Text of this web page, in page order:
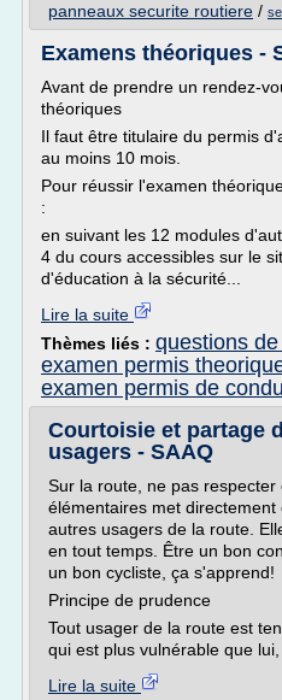
panneaux securite routiere /
Examens théoriques -
Avant de prendre un rendez-
théoriques
Il faut être titulaire du permis
au moins 10 mois.
Pour réussir l'examen
:
en suivant les 12 modules
4 du cours accessibles sur le
d'éducation à la sécurité...
Lire la suite
Thèmes liés : questions
examen permis
examen permis de
Courtoisie et partage
usagers - SAAQ
Sur la route, ne pas respecter
élémentaires met
autres usagers de la route.
en tout temps. Être un bon
un bon cycliste, ça s'apprend!
Principe de prudence
Tout usager de la route est
qui est plus vulnérable que
Lire la suite